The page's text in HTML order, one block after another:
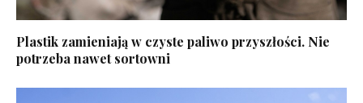
Plastik zamieniają w czyste paliwo przyszłości. Nie
potrzeba nawet sortowni